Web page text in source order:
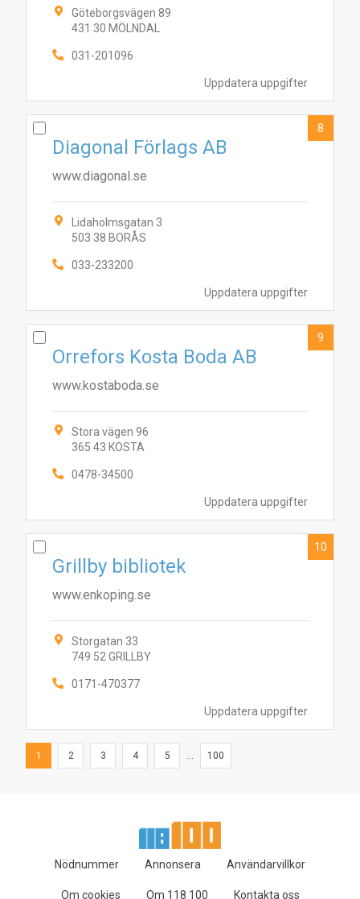
Uppdatera uppgifter
Göteborgsvägen 89
431 30 MÖLNDAL
031-201096
Uppdatera uppgifter
Diagonal Förlags AB
www.diagonal.se
Lidaholmsgatan 3
503 38 BORÅS
033-233200
8
Uppdatera uppgifter
Orrefors Kosta Boda AB
www.kostaboda.se
Stora vägen 96
365 43 KOSTA
0478-34500
9
Uppdatera uppgifter
Grillby bibliotek
www.enkoping.se
Storgatan 33
749 52 GRILLBY
0171-470377
10
1 2 3 4 5 ... 100
Nödnummer Annonsera Användarvillkor
Om cookies Om 118 100 Kontakta oss